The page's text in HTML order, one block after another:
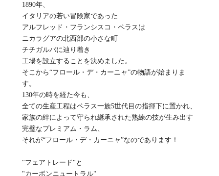
1890年、
イタリアの若い冒険家であった
アルフレッド・フランシスコ・ペラスは
ニカラグアの北西部の小さな町
チチガルバに辿り着き
工場を設立することを決めました。
そこから“フロール・デ・カーニャ”の物語が始まりま
す。
130年の時を経た今も、
全ての生産工程はペラス一族5世代目の指揮下に置かれ、
家族の絆によって守られ継承された熟練の技が生み出す
完璧なプレミアム・ラム、
それが“フロール・デ・カーニャ”なのであります！
"フェアトレード"と
"カーボンニュートラル"